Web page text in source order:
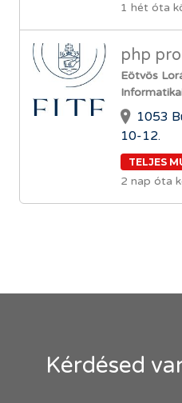
1 hét óta
php
Eötvös
1053
10-12.
TELJES
2 nap óta
Kérdésed